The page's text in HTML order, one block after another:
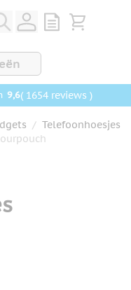
View quote,
Bekijk
9,6( 1654 reviews )
/ Telefoonhoesjes